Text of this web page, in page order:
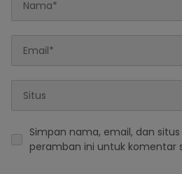
Simpan nama, email, dan
peramban ini untuk komentar